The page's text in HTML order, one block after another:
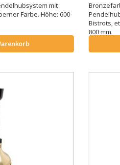
mit
Farbe. Höhe: 600-
Bistrots,
800 mm.